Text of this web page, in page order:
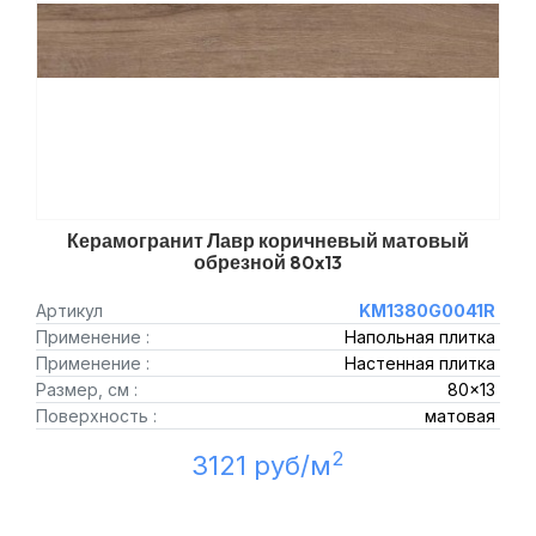
Керамогранит Лавр коричневый матовый
обрезной 80x13
Артикул
KM1380G0041R
Применение :
Напольная плитка
Применение :
Настенная плитка
Размер, см :
80x13
Поверхность :
матовая
3121 руб/м2